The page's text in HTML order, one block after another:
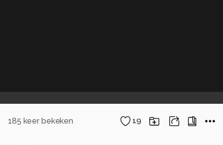
185 keer bekeken 19